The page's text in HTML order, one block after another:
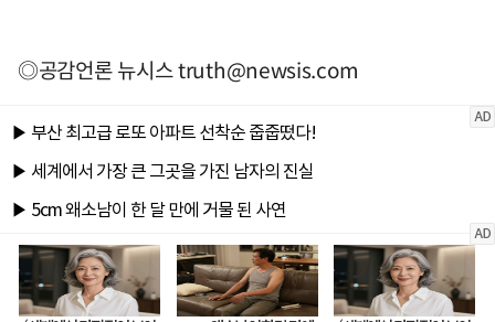
◎공감언론 뉴시스truth@newsis.com